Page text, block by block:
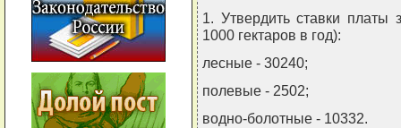
1. Утвердить ставки платы
1000 гектаров в год):
лесные - 30240;
полевые - 2502;
водно-болотные - 10332.